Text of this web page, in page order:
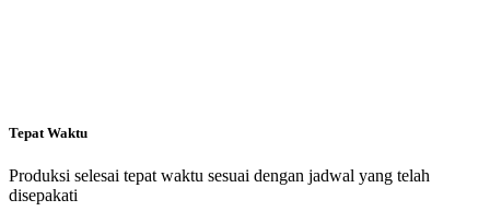
Tepat Waktu
Produksi selesai tepat waktu sesuai dengan jadwal yang telah
disepakati